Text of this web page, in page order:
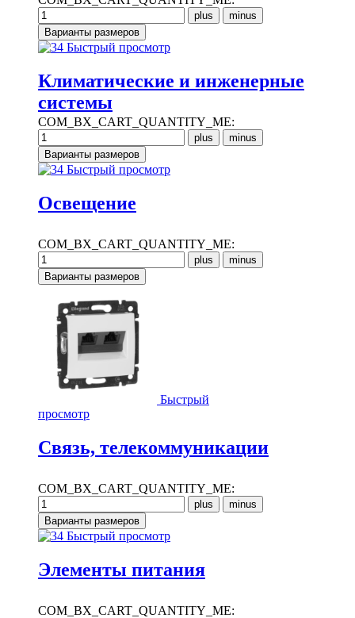
Быстрый просмотр
Климатические и инженерные
системы
COM_BX_CART_QUANTITY_ME:
Быстрый просмотр
Освещение
COM_BX_CART_QUANTITY_ME:
Быстрый
просмотр
Связь, телекоммуникации
COM_BX_CART_QUANTITY_ME:
Быстрый просмотр
Элементы питания
COM_BX_CART_QUANTITY_ME: